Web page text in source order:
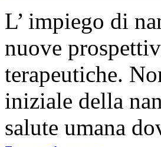
L’ impiego di
nuove
terapeutiche.
iniziale della
salute umana